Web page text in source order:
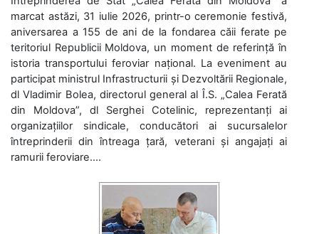
marcat astăzi, 31 iulie 2026, printr-o ceremonie festivă,
aniversarea a 155 de ani de la fondarea căii ferate pe
teritoriul Republicii Moldova, un moment de referință în
istoria transportului feroviar național. La eveniment au
participat ministrul Infrastructurii și Dezvoltării Regionale,
dl Vladimir Bolea, directorul general al Î.S. „Calea Ferată
din Moldova”, dl Serghei Cotelinic, reprezentanți ai
organizațiilor sindicale, conducători ai sucursalelor
întreprinderii din întreaga țară, veterani și angajați ai
ramurii feroviare....